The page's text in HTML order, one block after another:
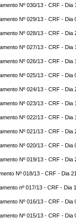
Nº 030/13 - CRF - Dia
Nº 029/13 - CRF - Dia
Nº 028/13 - CRF - Dia
Nº 027/13 - CRF - Dia
Nº 026/13 - CRF - Dia
Nº 025/13 - CRF - Dia
Nº 024/13 - CRF - Dia
Nº 023/13 - CRF - Dia
Nº 022/13 - CRF - Dia
Nº 021/13 - CRF - Dia
Nº 020/13 - CRF - Dia
Nº 019/13 - CRF - Dia
Nº 018/13 - CRF - Dia
nº 017/13 - CRF - Dia
Nº 016/13 - CRF - Dia
Nº 015/13 - CRF - Dia